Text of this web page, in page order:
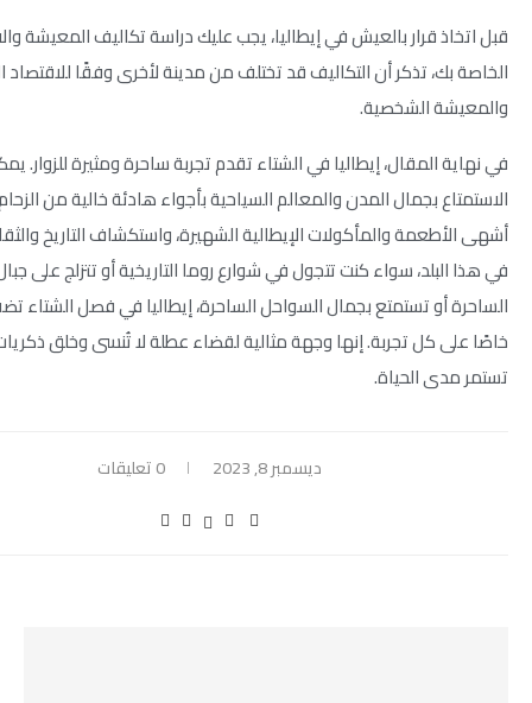
قبل اتخاذ قرار بالعيش في إيطاليا، يجب عليك دراسة تكاليف المعيشة
الخاصة بك، تذكر أن التكاليف قد تختلف من مدينة لأخرى وفقًا للاقتصاد
والمعيشة الشخصية.
في نهاية المقال، إيطاليا في الشتاء تقدم تجربة ساحرة ومثيرة للزوار.
الاستمتاع بجمال المدن والمعالم السياحية بأجواء هادئة خالية من
أشهى الأطعمة والمأكولات الإيطالية الشهيرة، واستكشاف التاريخ
في هذا البلد، سواء كنت تتجول في شوارع روما التاريخية أو تتزلج على
الساحرة أو تستمتع بجمال السواحل الساحرة، إيطاليا في فصل الشتاء
خاصًا على كل تجربة. إنها وجهة مثالية لقضاء عطلة لا تُنسى وخلق
تستمر مدى الحياة.
ديسمبر 8, 2023 0 تعليقات